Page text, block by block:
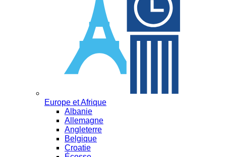
Europe et Afrique
Albanie
Allemagne
Angleterre
Belgique
Croatie